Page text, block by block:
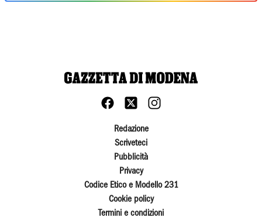
Redazione
Scriveteci
Pubblicità
Privacy
Codice Etico e Modello 231
Cookie policy
Termini e condizioni